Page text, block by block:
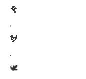
🐥
.
🐓
.
🕊